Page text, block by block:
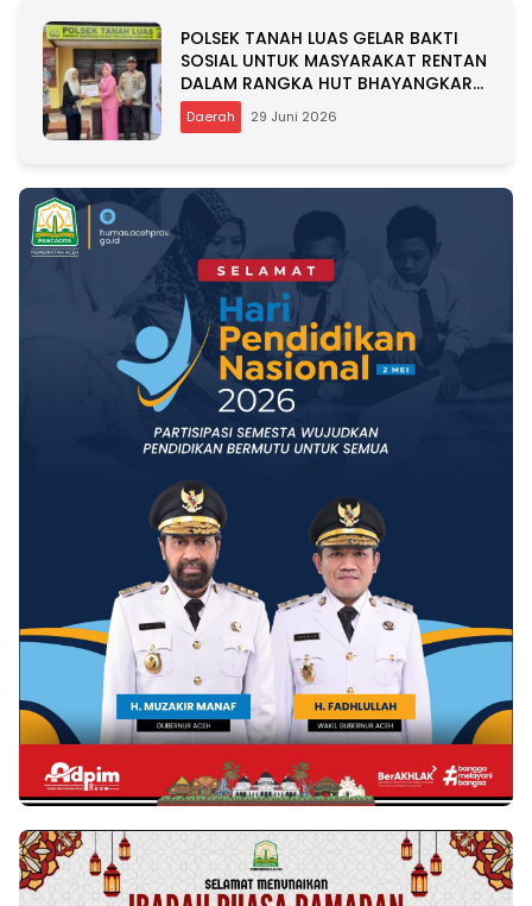
POLSEK TANAH LUAS GELAR BAKTI
SOSIAL UNTUK MASYARAKAT RENTAN
DALAM RANGKA HUT BHAYANGKARA
KE-80
Daerah 29 Juni 2026